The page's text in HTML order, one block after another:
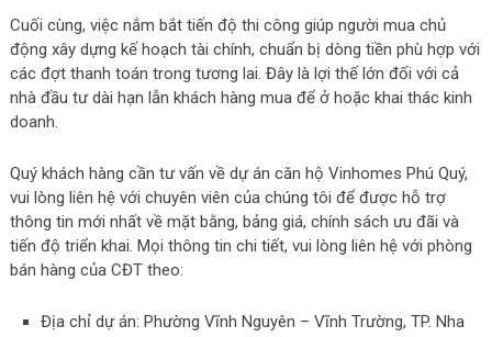
Cuối cùng, việc nắm bắt tiến độ thi công giúp người mua chủ
động xây dựng kế hoạch tài chính, chuẩn bị dòng tiền phù hợp với
các đợt thanh toán trong tương lai. Đây là lợi thế lớn đối với cả
nhà đầu tư dài hạn lẫn khách hàng mua để ở hoặc khai thác kinh
doanh.
Quý khách hàng cần tư vấn về dự án căn hộ Vinhomes Phú Quý,
vui lòng liên hệ với chuyên viên của chúng tôi để được hỗ trợ
thông tin mới nhất về mặt bằng, bảng giá, chính sách ưu đãi và
tiến độ triển khai. Mọi thông tin chi tiết, vui lòng liên hệ với phòng
bán hàng của CĐT theo:
Địa chỉ dự án: Phường Vĩnh Nguyên – Vĩnh Trường, TP. Nha